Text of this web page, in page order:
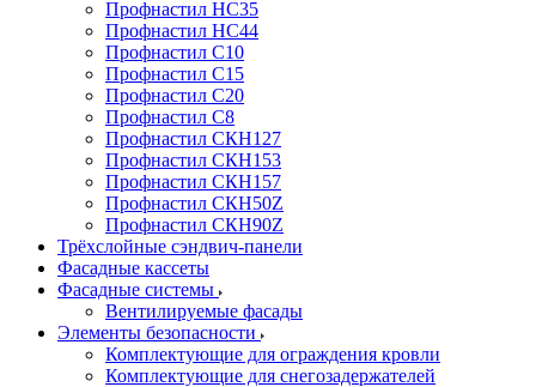
Профнастил НС35
Профнастил НС44
Профнастил С10
Профнастил С15
Профнастил С20
Профнастил С8
Профнастил СКН127
Профнастил СКН153
Профнастил СКН157
Профнастил СКН50Z
Профнастил СКН90Z
Трёхслойные сэндвич-панели
Фасадные кассеты
Фасадные системы
Вентилируемые фасады
Элементы безопасности
Комплектующие для ограждения кровли
Комплектующие для снегозадержателей